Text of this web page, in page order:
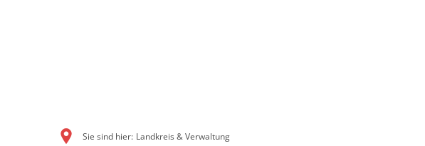
Sie sind hier: Landkreis & Verwaltung